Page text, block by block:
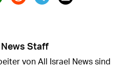
(X)
Staff
von All Israel News sind